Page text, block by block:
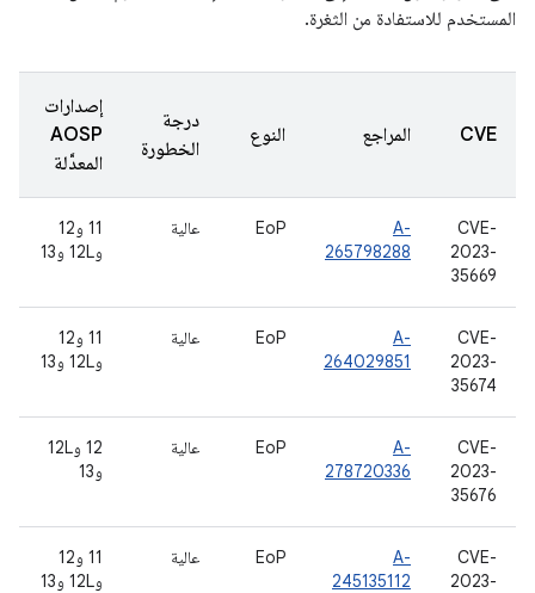
المستخدم للاستفادة من الثغرة.
CVE المراجع النوع
درجة
الخطورة
إصدارات
AOSP
المعدَّلة
CVE-
2023-
35669
A-
265798288
EoP عالية
11 و12
و12L و13
CVE-
2023-
35674
A-
264029851
EoP عالية
11 و12
و12L و13
CVE-
2023-
35676
A-
278720336
EoP عالية
‫12 و12L
و13
CVE-
2023-
A-
245135112
EoP عالية
11 و12
و12L و13